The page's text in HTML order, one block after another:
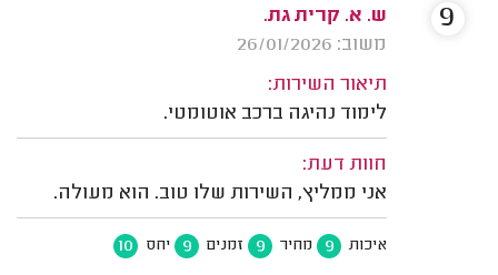
ש. א. קרית גת.
משוב: 26/01/2026
תיאור השירות:
לימוד נהיגה ברכב אוטומטי.
חוות דעת:
אני ממליץ, השירות שלו טוב. הוא מעולה.
איכות 9 מחיר 9 זמנים 9 יחס 10
9